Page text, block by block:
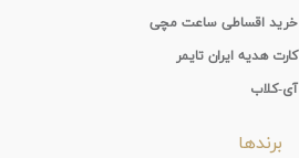
خرید اقساطی ساعت مچی
کارت هدیه ایران تایمر
آی-کلاب
برندها